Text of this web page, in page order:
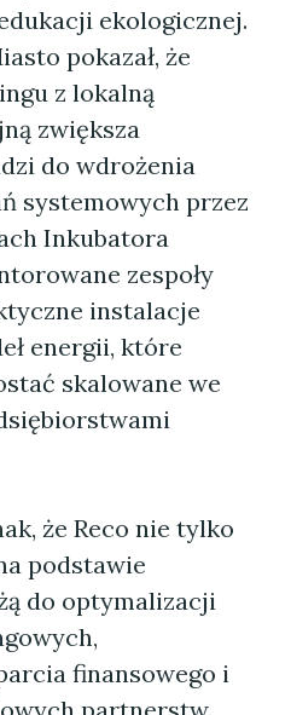
ekologicznej.
pokazał, że
z lokalną
zwiększa
do wdrożenia
systemowych przez
Inkubatora
zespoły
instalacje
energii, które
skalowane we
że Reco nie tylko
podstawie
do optymalizacji
finansowego i